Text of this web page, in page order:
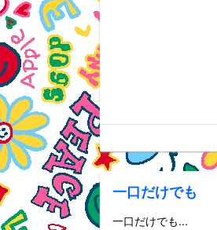
一口だけでも
一口だけでも...